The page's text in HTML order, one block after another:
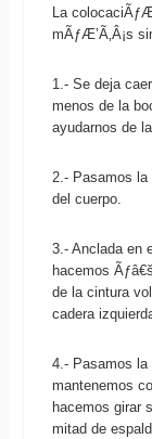
La
mÃƒÆ’Ã‚Â¡s
1.- Se deja
menos de la
ayudarnos de
2.- Pasamos la
del cuerpo.
3.- Anclada en
hacemos
de la cintura
cadera
4.- Pasamos la
mantenemos
hacemos girar
mitad de